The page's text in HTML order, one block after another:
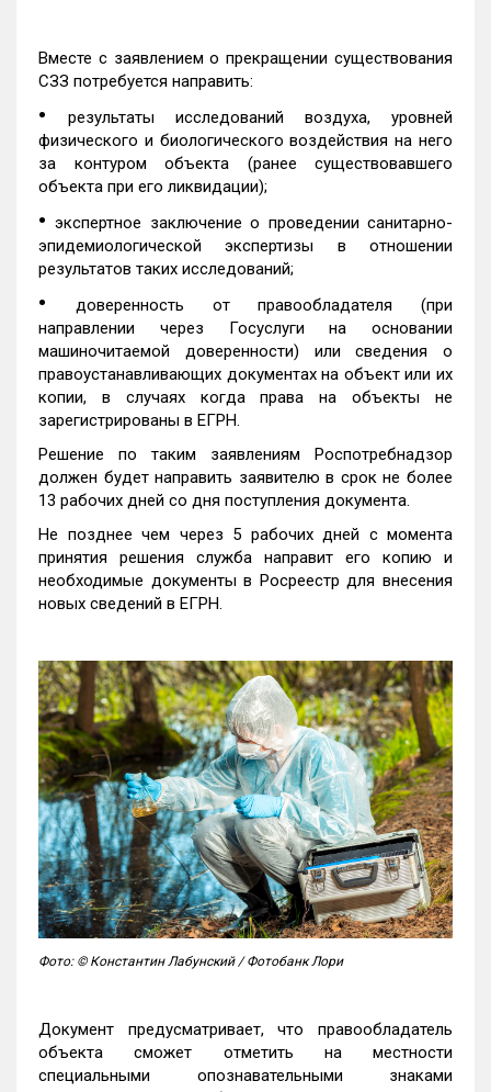
Вместе с заявлением о прекращении существования
СЗЗ потребуется направить:
•
результаты исследований воздуха, уровней
физического и биологического воздействия на него
за контуром объекта (ранее существовавшего
объекта при его ликвидации);
•экспертное заключение о проведении санитарно-
эпидемиологической экспертизы в отношении
результатов таких исследований;
•
доверенность от правообладателя (при
направлении через Госуслуги на основании
машиночитаемой доверенности) или сведения о
правоустанавливающих документах на объект или их
копии, в случаях когда права на объекты не
зарегистрированы в ЕГРН.
Решение по таким заявлениям Роспотребнадзор
должен будет направить заявителю в срок не более
13 рабочих дней со дня поступления документа.
Не позднее чем через 5 рабочих дней с момента
принятия решения служба направит его копию и
необходимые документы в Росреестр для внесения
новых сведений в ЕГРН.
Фото: © Константин Лабунский / Фотобанк Лори
Документ предусматривает, что правообладатель
объекта сможет отметить на местности
специальными опознавательными знаками